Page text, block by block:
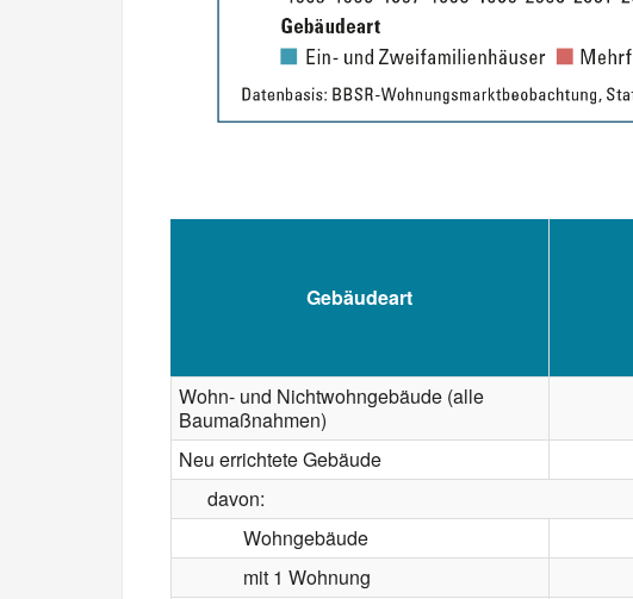
Gebäudeart
Wohn- und Nichtwohngebäude (alle
Baumaßnahmen)
Neu errichtete Gebäude
davon:
Wohngebäude
mit 1 Wohnung